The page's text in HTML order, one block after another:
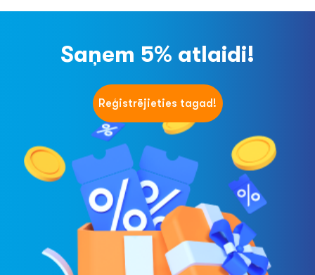
Saņem 5% atlaidi!
Reģistrējieties tagad!